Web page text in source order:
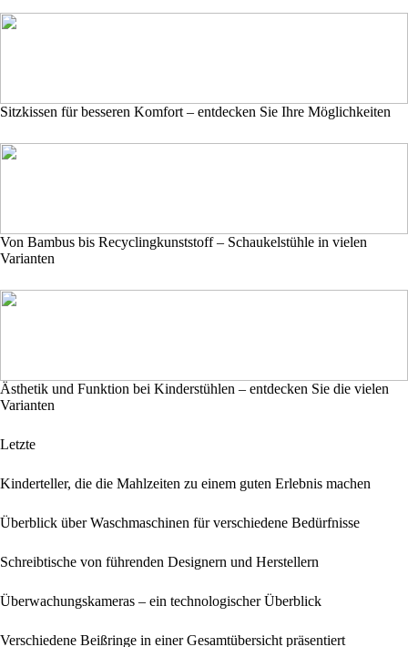
Sitzkissen für besseren Komfort – entdecken Sie Ihre Möglichkeiten
Von Bambus bis Recyclingkunststoff – Schaukelstühle in vielen
Varianten
Ästhetik und Funktion bei Kinderstühlen – entdecken Sie die vielen
Varianten
Letzte
Kinderteller, die die Mahlzeiten zu einem guten Erlebnis machen
Überblick über Waschmaschinen für verschiedene Bedürfnisse
Schreibtische von führenden Designern und Herstellern
Überwachungskameras – ein technologischer Überblick
Verschiedene Beißringe in einer Gesamtübersicht präsentiert